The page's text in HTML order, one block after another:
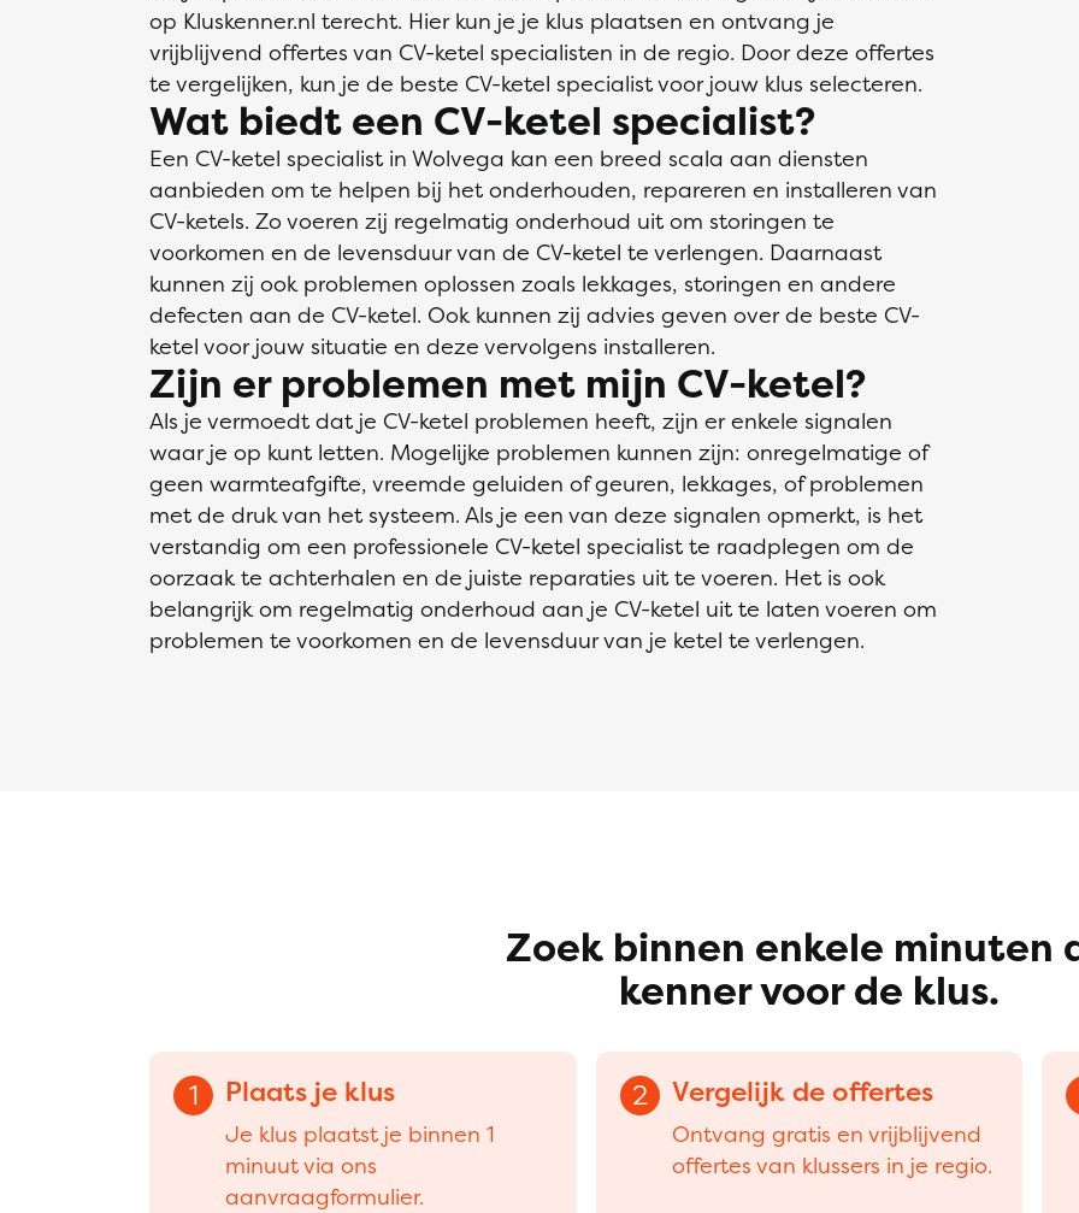
op Kluskenner.nl terecht. Hier kun je je klus plaatsen en ontvang je
vrijblijvend offertes van CV-ketel specialisten in de regio. Door deze offertes
te vergelijken, kun je de beste CV-ketel specialist voor jouw klus selecteren.
Wat biedt een CV-ketel specialist?
Een CV-ketel specialist in Wolvega kan een breed scala aan diensten
aanbieden om te helpen bij het onderhouden, repareren en installeren van
CV-ketels. Zo voeren zij regelmatig onderhoud uit om storingen te
voorkomen en de levensduur van de CV-ketel te verlengen. Daarnaast
kunnen zij ook problemen oplossen zoals lekkages, storingen en andere
defecten aan de CV-ketel. Ook kunnen zij advies geven over de beste CV-
ketel voor jouw situatie en deze vervolgens installeren.
Zijn er problemen met mijn CV-ketel?
Als je vermoedt dat je CV-ketel problemen heeft, zijn er enkele signalen
waar je op kunt letten. Mogelijke problemen kunnen zijn: onregelmatige of
geen warmteafgifte, vreemde geluiden of geuren, lekkages, of problemen
met de druk van het systeem. Als je een van deze signalen opmerkt, is het
verstandig om een professionele CV-ketel specialist te raadplegen om de
oorzaak te achterhalen en de juiste reparaties uit te voeren. Het is ook
belangrijk om regelmatig onderhoud aan je CV-ketel uit te laten voeren om
problemen te voorkomen en de levensduur van je ketel te verlengen.
Zoek binnen enkele minuten
kenner voor de klus.
1 Plaats je klus
Je klus plaatst je binnen 1
minuut via ons
aanvraagformulier.
2 Vergelijk de offertes
Ontvang gratis en vrijblijvend
offertes van klussers in je regio.